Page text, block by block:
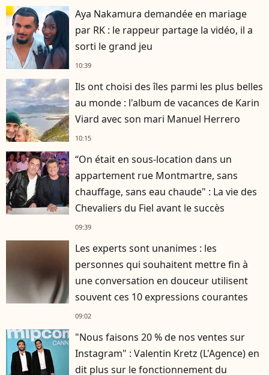
Aya Nakamura demandée en mariage
par RK : le rappeur partage la vidéo, il a
sorti le grand jeu
10:39
Ils ont choisi des îles parmi les plus belles
au monde : l'album de vacances de Karin
Viard avec son mari Manuel Herrero
10:15
“On était en sous-location dans un
appartement rue Montmartre, sans
chauffage, sans eau chaude" : La vie des
Chevaliers du Fiel avant le succès
09:39
Les experts sont unanimes : les
personnes qui souhaitent mettre fin à
une conversation en douceur utilisent
souvent ces 10 expressions courantes
09:02
"Nous faisons 20 % de nos ventes sur
Instagram" : Valentin Kretz (L'Agence) en
dit plus sur le fonctionnement du